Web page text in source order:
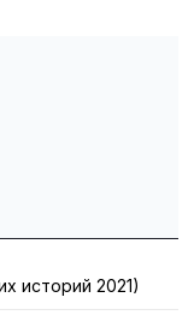
историй 2021)